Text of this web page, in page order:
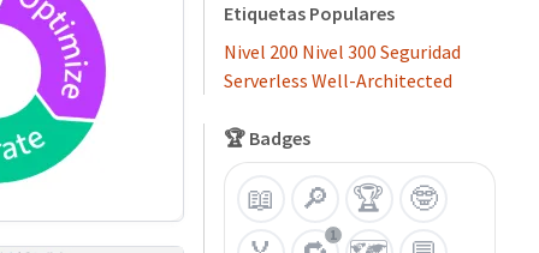
Etiquetas Populares
Nivel 200 Nivel 300 Seguridad
Serverless Well-Architected
🏆 Badges
📖 🔎 🏆
🤓
1